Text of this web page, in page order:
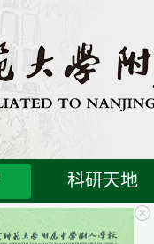
科研天地